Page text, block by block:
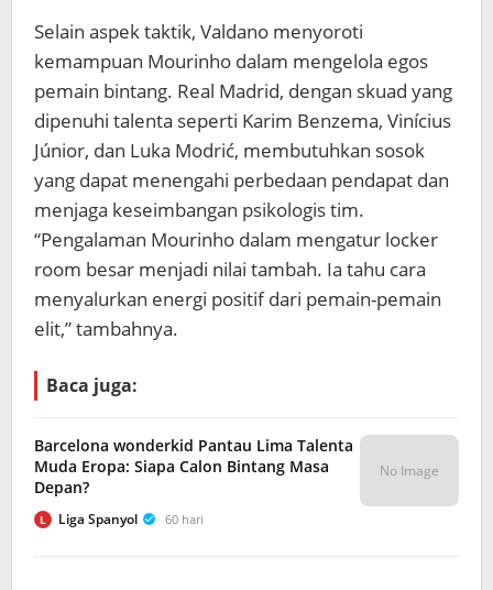
Selain aspek taktik, Valdano menyoroti
kemampuan Mourinho dalam mengelola egos
pemain bintang. Real Madrid, dengan skuad yang
dipenuhi talenta seperti Karim Benzema, Vinícius
Júnior, dan Luka Modrić, membutuhkan sosok
yang dapat menengahi perbedaan pendapat dan
menjaga keseimbangan psikologis tim.
“Pengalaman Mourinho dalam mengatur locker
room besar menjadi nilai tambah. Ia tahu cara
menyalurkan energi positif dari pemain-pemain
elit,” tambahnya.
Baca juga:
Barcelona wonderkid Pantau Lima Talenta
Muda Eropa: Siapa Calon Bintang Masa
Depan?
L Liga Spanyol 60 hari
No Image